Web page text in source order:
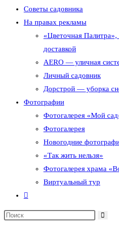
сайту
Советы садовника
На правах рекламы
«Цветочная Палитра»,
доставкой
AERO — уличная
Личный садовник
Дорстрой — уборка
Фотографии
Фотогалерея «Мой
Фотогалерея
Новогодние
«Так жить нельзя»
Фотогалерея храма
Виртуальный тур
Переключить
по